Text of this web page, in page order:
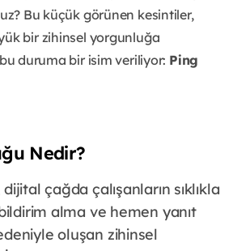
Bu küçük görünen kesintiler,
bir zihinsel yorgunluğa
duruma bir isim veriliyor: Ping
Nedir?
çağda çalışanların sıklıkla
alma ve hemen yanıt
oluşan zihinsel